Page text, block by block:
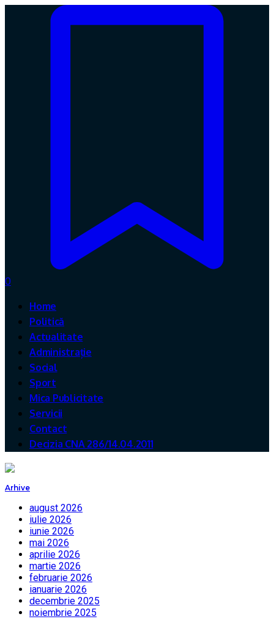
0
Home
Politică
Actualitate
Administrație
Social
Sport
Mica Publicitate
Servicii
Contact
Decizia CNA 286/14.04.2011
Arhive
august 2026
iulie 2026
iunie 2026
mai 2026
aprilie 2026
martie 2026
februarie 2026
ianuarie 2026
decembrie 2025
noiembrie 2025